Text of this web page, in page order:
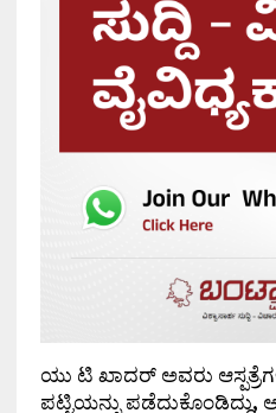
ಯು ಟಿ ಖಾದರ್ ಅವರು
ಪಟ್ಟಿಯನ್ನು ಪಡೆದುಕೊಂಡಿದ್ದು,